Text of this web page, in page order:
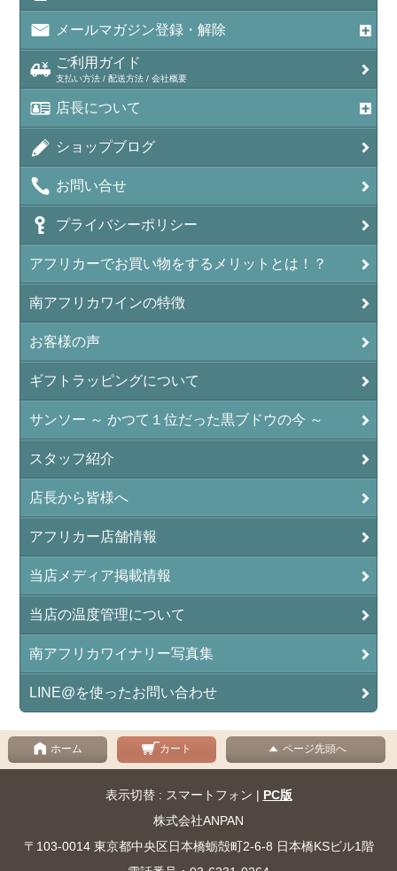
メールマガジン登録・解除
ご利用ガイド
支払い方法 / 配送方法 / 会社概要
店長について
ショップブログ
お問い合せ
プライバシーポリシー
アフリカーでお買い物をするメリットとは！？
南アフリカワインの特徴
お客様の声
ギフトラッピングについて
サンソー ～ かつて１位だった黒ブドウの今 ～
スタッフ紹介
店長から皆様へ
アフリカー店舗情報
当店メディア掲載情報
当店の温度管理について
南アフリカワイナリー写真集
LINE@を使ったお問い合わせ
ホーム カート ページ先頭へ
表示切替 : スマートフォン | PC版
株式会社ANPAN
〒103-0014 東京都中央区日本橋蛎殻町2-6-8 日本橋KSビル1階